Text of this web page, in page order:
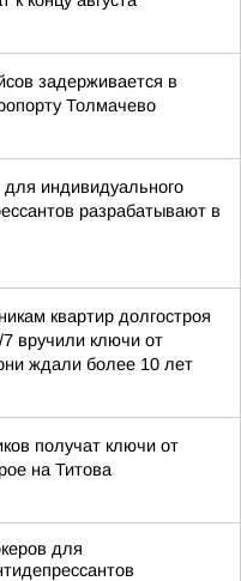
задерживается в
Толмачево
для индивидуального
разрабатывают в
квартир долгостроя
вручили ключи от
ждали более 10 лет
получат ключи от
на Титова
для